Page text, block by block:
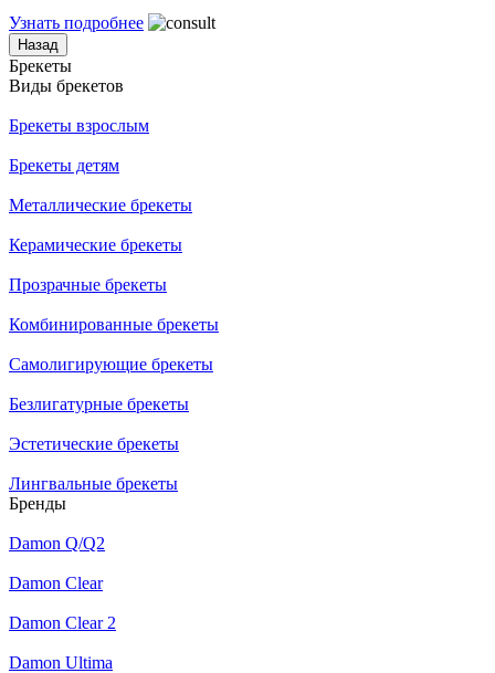
Узнать подробнее
Назад
Брекеты
Виды брекетов
Брекеты взрослым
Брекеты детям
Металлические брекеты
Керамические брекеты
Прозрачные брекеты
Комбинированные брекеты
Самолигирующие брекеты
Безлигатурные брекеты
Эстетические брекеты
Лингвальные брекеты
Бренды
Damon Q/Q2
Damon Clear
Damon Clear 2
Damon Ultima